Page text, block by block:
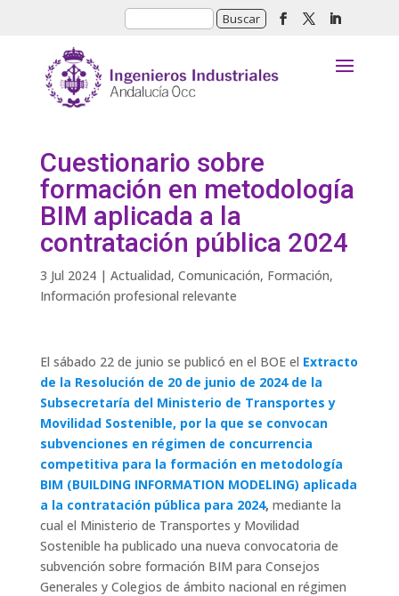
Cuestionario sobre
formación en metodología
BIM aplicada a la
contratación pública 2024
3 Jul 2024| Actualidad, Comunicación, Formación,
Información profesional relevante
El sábado 22 de junio se publicó en el BOE el Extracto
de la Resolución de 20 de junio de 2024 de la
Subsecretaría del Ministerio de Transportes y
Movilidad Sostenible, por la que se convocan
subvenciones en régimen de concurrencia
competitiva para la formación en metodología
BIM (BUILDING INFORMATION MODELING) aplicada
a la contratación pública para 2024, mediante la
cual el Ministerio de Transportes y Movilidad
Sostenible ha publicado una nueva convocatoria de
subvención sobre formación BIM para Consejos
Generales y Colegios de ámbito nacional en régimen